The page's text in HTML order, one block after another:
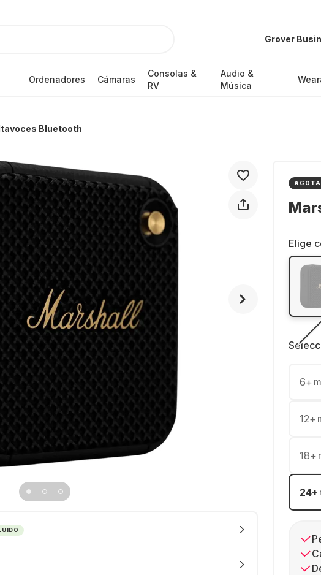
Grover
Ordenadores Cámaras
Consolas &
RV
Audio &
Música
Bluetooth
Elige
6+
12+
18+
24+